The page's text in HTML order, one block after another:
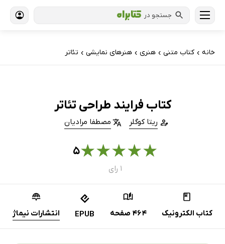
جستجو در
خانه › کتاب‌ متنی › هنری › هنرهای نمایشی › تئاتر
کتاب فرایند طراحی تئاتر
ریتا کوگلر مصطفا مرادیان
★
★
★
★
★۵
۱ رای
کتاب الکترونیک 464 صفحه EPUB انتشارات نیماژ